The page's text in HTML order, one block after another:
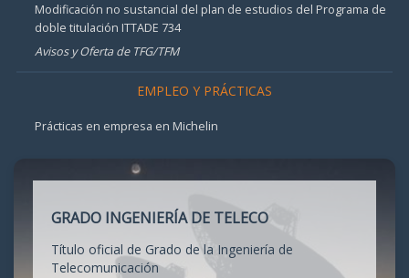
Modificación no sustancial del plan de estudios del Programa de
doble titulación ITTADE 734
Avisos y Oferta de TFG/TFM
EMPLEO Y PRÁCTICAS
Prácticas en empresa en Michelin
GRADO INGENIERÍA DE TELECO
Título oficial de Grado de la Ingeniería de
Telecomunicación